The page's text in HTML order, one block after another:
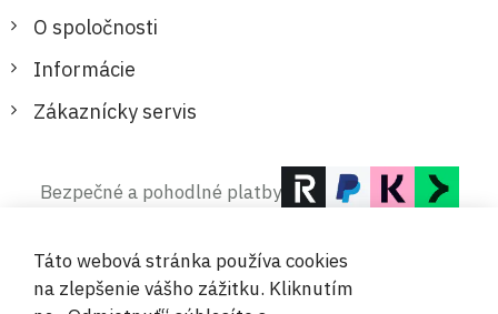
O spoločnosti
Informácie
Zákaznícky servis
Bezpečné a pohodlné platby
Táto webová stránka používa cookies
na zlepšenie vášho zážitku. Kliknutím